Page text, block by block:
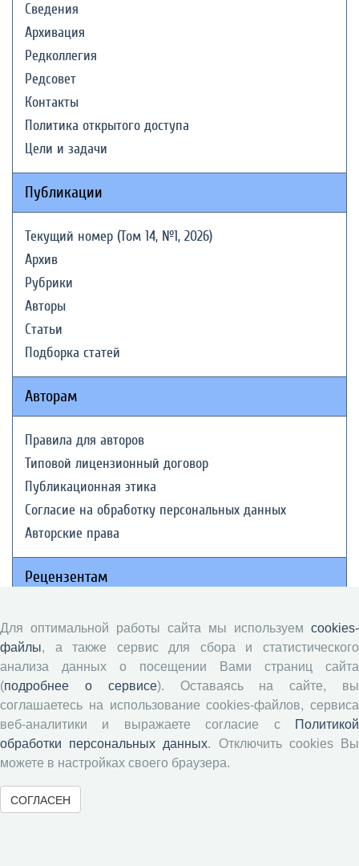
Сведения
Архивация
Редколлегия
Редсовет
Контакты
Политика открытого доступа
Цели и задачи
Публикации
Текущий номер (Том 14, №1, 2026)
Архив
Рубрики
Авторы
Статьи
Подборка статей
Авторам
Правила для авторов
Типовой лицензионный договор
Публикационная этика
Согласие на обработку персональных данных
Авторские права
Рецензентам
Памятка рецензенту
Положение о рецензировании
Форма рецензии
Журналы ВолНЦ РАН
Экономические и социальные перемены
Проблемы развития территории
Вопросы территориального развития
Для оптимальной работы сайта мы используем cookies-
файлы, а также сервис для сбора и статистического
анализа данных о посещении Вами страниц сайта
(подробнее о сервисе). Оставаясь на сайте, вы
соглашаетесь на использование cookies-файлов, сервиса
веб-аналитики и выражаете согласие с
Политикой
обработки персональных данных. Отключить cookies Вы
можете в настройках своего браузера.
СОГЛАСЕН